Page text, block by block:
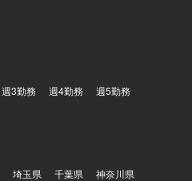
週3勤務 週4勤務 週5勤務
埼玉県 千葉県
神奈川県